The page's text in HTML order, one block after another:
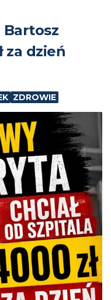
za dzień
ZDROWIE